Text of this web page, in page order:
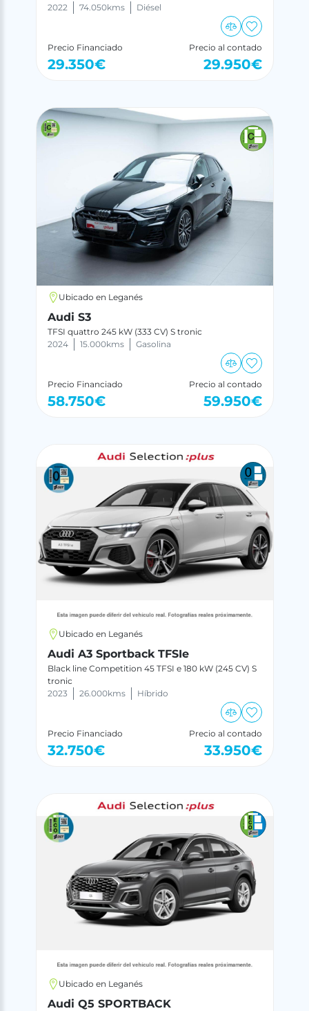
2022 74.050kms Diésel
Precio Financiado
29.350€
Precio al contado
29.950€
Ubicado en Leganés
Audi S3
TFSI quattro 245 kW (333 CV) S tronic
2024
15.000kms Gasolina
Precio Financiado
58.750€
Precio al contado
59.950€
Ubicado en Leganés
Audi A3 Sportback TFSIe
Black line Competition 45 TFSI e 180 kW (245 CV) S
tronic
2023
26.000kms Híbrido
Precio Financiado
32.750€
Precio al contado
33.950€
Ubicado en Leganés
Audi Q5 SPORTBACK